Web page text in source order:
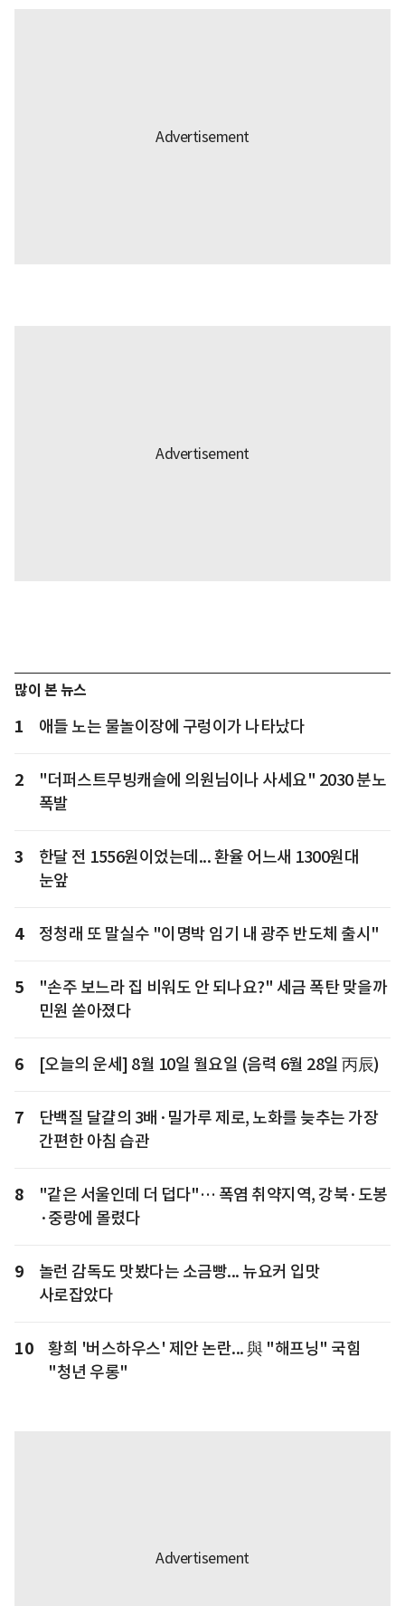
많이 본 뉴스
1 애들 노는 물놀이장에 구렁이가 나타났다
2
"더퍼스트무빙캐슬에 의원님이나 사세요" 2030 분노
폭발
3
한달 전 1556원이었는데... 환율 어느새 1300원대
눈앞
4 정청래 또 말실수 "이명박 임기 내 광주 반도체 출시"
5
"손주 보느라 집 비워도 안 되나요?" 세금 폭탄 맞을까
민원 쏟아졌다
6 [오늘의 운세] 8월 10일 월요일 (음력 6월 28일 丙辰)
7
단백질 달걀의 3배·밀가루 제로, 노화를 늦추는 가장
간편한 아침 습관
8
"같은 서울인데 더 덥다"… 폭염 취약지역, 강북·도봉
·중랑에 몰렸다
9
놀런 감독도 맛봤다는 소금빵... 뉴요커 입맛
사로잡았다
10
황희 '버스하우스' 제안 논란... 與 "해프닝" 국힘
"청년 우롱"